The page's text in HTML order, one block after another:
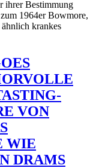
ihrer Bestimmung
1964er Bowmore,
krankes
VON
WIE
DRAMS